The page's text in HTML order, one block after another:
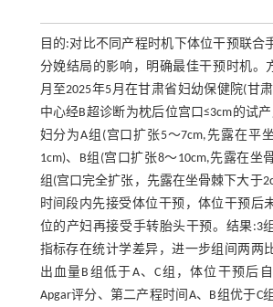
目的:对比不同产程时机下体位干预联合
分娩结局的影响，明确最佳干预时机。
月至2025年5月在甘肃省妇幼保健院(甘
中心经B超诊断为枕后位宫口≤3cm的试
妇分为A组(宫口扩张5～7cm,先露在平
1cm)、B组(宫口扩张8～10cm,先露在坐
组(宫口完全扩张，先露在坐骨棘下大于
时间段内先接受体位干预，体位干预后
位的产妇再接受手转胎头干预。结果:3
指标存在统计学差异，进一步组间两两
出血量B组低于A、C组，体位干预后
Apgar评分、第二产程时间A、B组优于C